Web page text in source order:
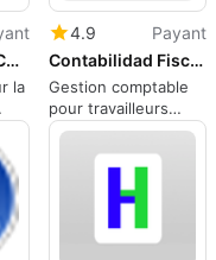
Libros de IVA y Contabilidad
la
4.9
Payant
Contabilidad Fiscal para AUTONOMOS
Gestion comptable
pour travailleurs
indépendants